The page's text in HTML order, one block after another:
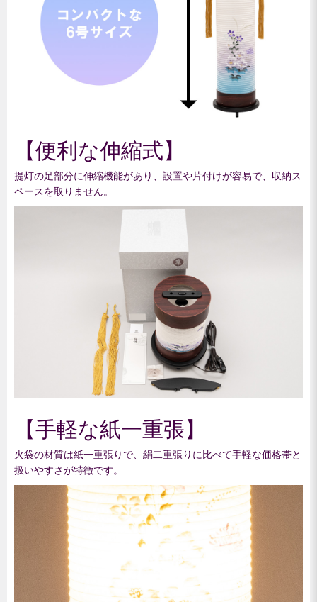
【便利な伸縮式】
提灯の足部分に伸縮機能があり、設置や片付けが容易で、収納ス
ペースを取りません。
【手軽な紙一重張】
火袋の材質は紙一重張りで、絹二重張りに比べて手軽な価格帯と
扱いやすさが特徴です。